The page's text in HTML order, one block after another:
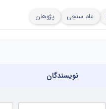
علم سنجی پژوهان
نویسندگان